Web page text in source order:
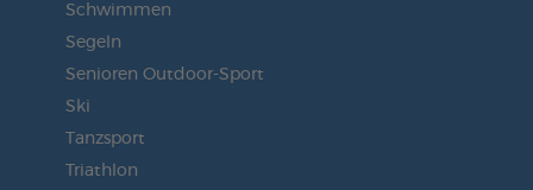
Schwimmen
Segeln
Senioren Outdoor-Sport
Ski
Tanzsport
Triathlon